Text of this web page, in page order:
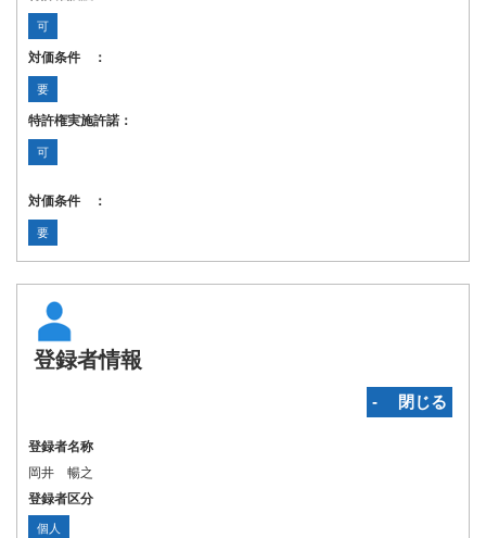
可
対価条件 ：
要
特許権実施許諾：
可
対価条件 ：
要
登録者情報
‐ 閉じる
登録者名称
岡井 暢之
登録者区分
個人